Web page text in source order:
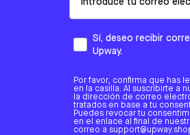
Sí, deseo recibir
Upway.
Por favor, confirma que has
en la casilla. Al suscribirte a
la dirección de correo
tratados en base a tu
Puedes revocar tu
en el enlace al final de
correo a